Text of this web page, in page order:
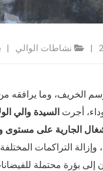
نشاطات الوالي
الخريف، وما يرافقه
أجرت السيدة والي
الجارية على
وإزالة التراكمات
إلى بؤرة محتملة